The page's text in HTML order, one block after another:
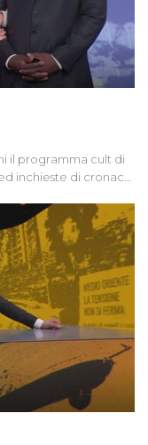
il programma cult di
inchieste di cronaca